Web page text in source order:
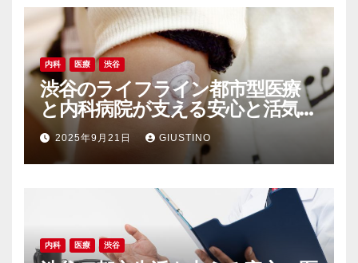
内科 医療 渋谷
渋谷のライフライン都市型医療
と内科病院が支える安心と活気の
裏側
2025年9月21日 GIUSTINO
内科 医療 渋谷